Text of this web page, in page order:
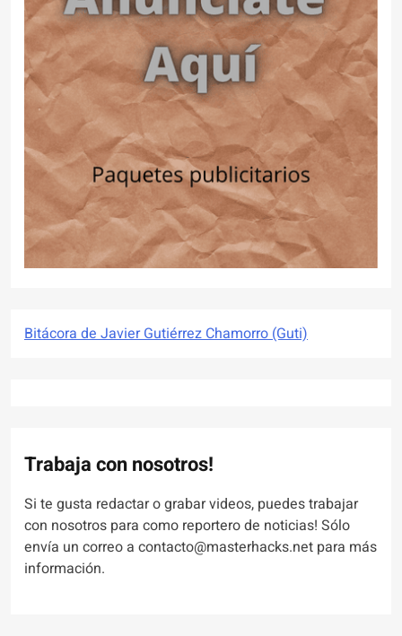
Bitácora de Javier Gutiérrez Chamorro (Guti)
Trabaja con nosotros!
Si te gusta redactar o grabar videos, puedes trabajar
con nosotros para como reportero de noticias! Sólo
envía un correo a contacto@masterhacks.net para más
información.